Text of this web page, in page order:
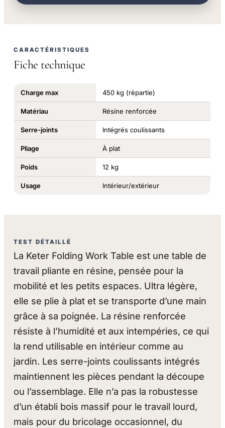
CARACTÉRISTIQUES
Fiche technique
Charge max 450 kg (répartie)
Matériau Résine renforcée
Serre-joints Intégrés coulissants
Pliage À plat
Poids 12 kg
Usage Intérieur/extérieur
TEST DÉTAILLÉ
La Keter Folding Work Table est une table de
travail pliante en résine, pensée pour la
mobilité et les petits espaces. Ultra légère,
elle se plie à plat et se transporte d’une main
grâce à sa poignée. La résine renforcée
résiste à l’humidité et aux intempéries, ce qui
la rend utilisable en intérieur comme au
jardin. Les serre-joints coulissants intégrés
maintiennent les pièces pendant la découpe
ou l’assemblage. Elle n’a pas la robustesse
d’un établi bois massif pour le travail lourd,
mais pour du bricolage occasionnel, du